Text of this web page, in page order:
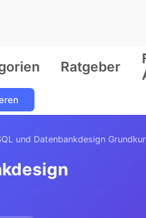
Ratgeber
und Datenbankdesign